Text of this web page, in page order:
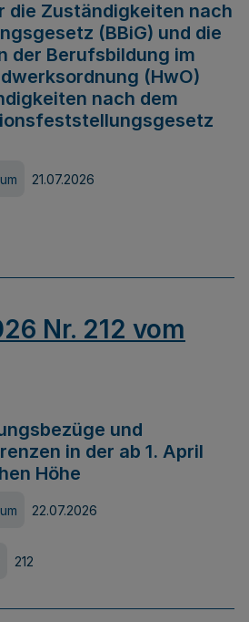
die Zuständigkeiten nach
(BBiG) und die
der Berufsbildung im
(HwO)
nach dem
21.07.2026
Nr. 212 vom
und
in der ab 1. April
Höhe
22.07.2026
212